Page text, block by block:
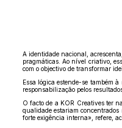
A identidade nacional,
pragmáticas. Ao nível criativo,
com o objectivo de transformar
Essa lógica estende-se também
responsabilização pelos
O facto de a KOR Creatives ter
qualidade estariam
forte exigência interna», refere,